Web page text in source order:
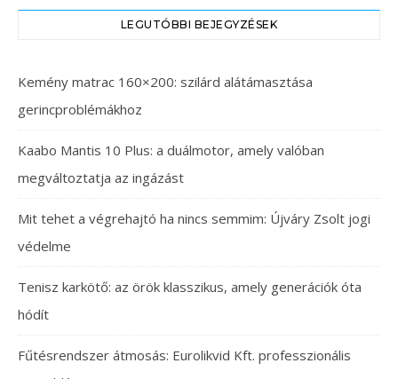
LEGUTÓBBI BEJEGYZÉSEK
Kemény matrac 160×200: szilárd alátámasztása
gerincproblémákhoz
Kaabo Mantis 10 Plus: a duálmotor, amely valóban
megváltoztatja az ingázást
Mit tehet a végrehajtó ha nincs semmim: Újváry Zsolt jogi
védelme
Tenisz karkötő: az örök klasszikus, amely generációk óta
hódít
Fűtésrendszer átmosás: Eurolikvid Kft. professzionális